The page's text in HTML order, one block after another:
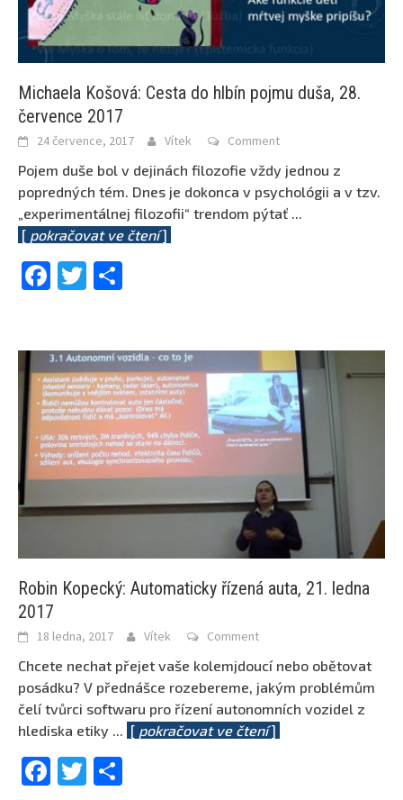
Michaela Košová: Cesta do hlbín pojmu duša, 28.
července 2017
24 července, 2017 Vítek Comment
Pojem duše bol v dejinách filozofie vždy jednou z
popredných tém. Dnes je dokonca v psychológii a v tzv.
„experimentálnej filozofii“ trendom pýtať ...
[ pokračovat ve čtení]
Facebook
Twitter
Robin Kopecký: Automaticky řízená auta, 21. ledna
2017
18 ledna, 2017 Vítek Comment
Chcete nechat přejet vaše kolemjdoucí nebo obětovat
posádku? V přednášce rozebereme, jakým problémům
čelí tvůrci softwaru pro řízení autonomních vozidel z
hlediska etiky ... [ pokračovat ve čtení]
Facebook
Twitter